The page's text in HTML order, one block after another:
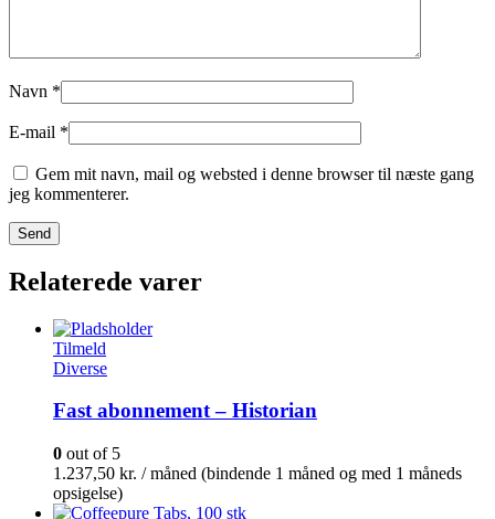
Navn *
E-mail *
Gem mit navn, mail og websted i denne browser til næste gang
jeg kommenterer.
Relaterede varer
Tilmeld
Diverse
Fast abonnement – Historian
0 out of 5
1.237,50 kr. / måned (bindende 1 måned og med 1 måneds
opsigelse)